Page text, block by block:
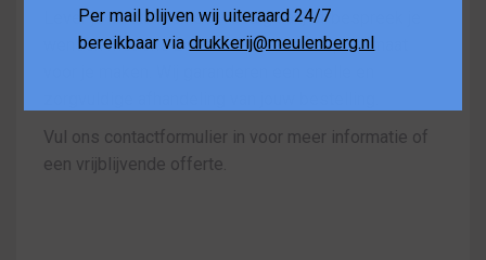
Lever je bestanden eenvoudig aan, of bespreek je
wensen met ons zodat we een ontwerp op maat
Vul ons contactformulier in voor meer informatie of
een vrijblijvende offerte.
Per mail blijven wij uiteraard 24/7
bereikbaar viadrukkerij@meulenberg.nl